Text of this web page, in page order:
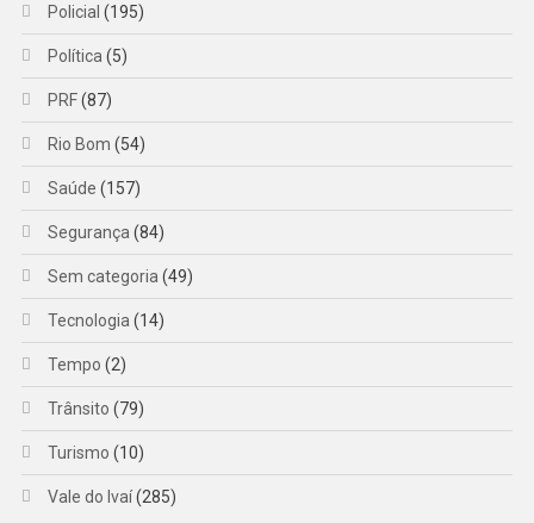
Policial (195)
Política (5)
PRF(87)
Rio Bom (54)
Saúde (157)
Segurança (84)
Sem categoria (49)
Tecnologia (14)
Tempo (2)
Trânsito (79)
Turismo (10)
Vale do Ivaí(285)